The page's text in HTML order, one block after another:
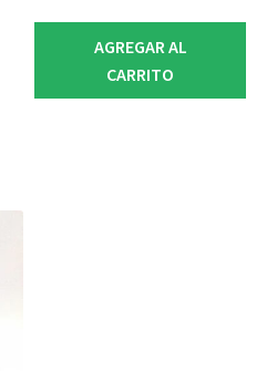
AGREGAR AL
CARRITO